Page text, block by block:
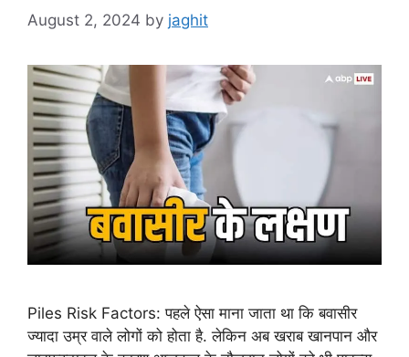
August 2, 2024 by jaghit
Piles Risk Factors: पहले ऐसा माना जाता था कि बवासीर
ज्यादा उम्र वाले लोगों को होता है. लेकिन अब खराब खानपान और